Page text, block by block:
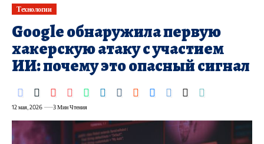
Технологии
Google обнаружила первую
хакерскую атаку с участием
ИИ: почему это опасный сигнал
12 мая, 2026 3 Мин Чтения